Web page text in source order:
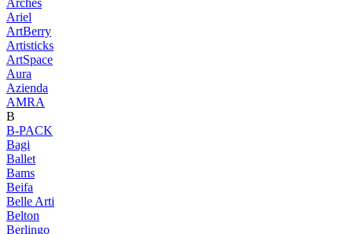
Arches
Ariel
ArtBerry
Artisticks
ArtSpace
Aura
Azienda
AМRA
B
B-PACK
Bagi
Ballet
Bams
Beifa
Belle Arti
Belton
Berlingo